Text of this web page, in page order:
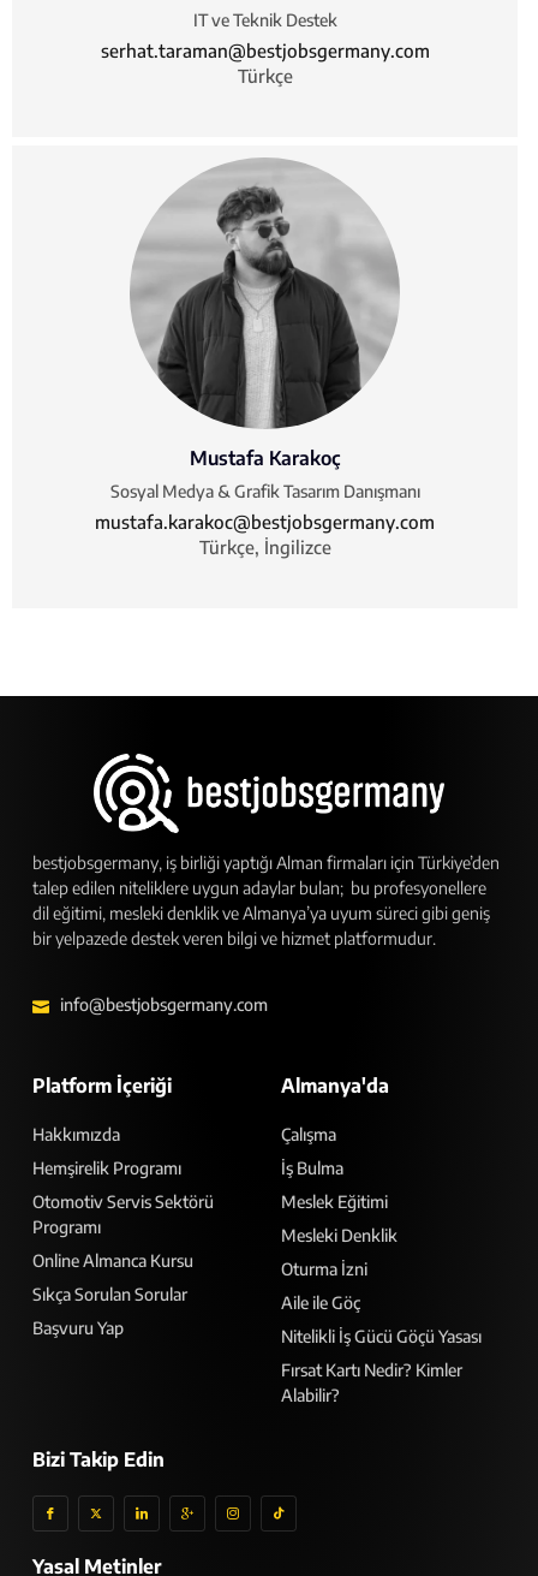
IT ve Teknik Destek
serhat.taraman@bestjobsgermany.com
Türkçe
Mustafa Karakoç
Sosyal Medya & Grafik Tasarım Danışmanı
mustafa.karakoc@bestjobsgermany.com
Türkçe, İngilizce
bestjobsgermany, iş birliği yaptığı Alman firmaları için Türkiye’den
talep edilen niteliklere uygun adaylar bulan; bu profesyonellere
dil eğitimi, mesleki denklik ve Almanya’ya uyum süreci gibi geniş
bir yelpazede destek veren bilgi ve hizmet platformudur.
info@bestjobsgermany.com
Platform İçeriği
Hakkımızda
Hemşirelik Programı
Otomotiv Servis Sektörü
Programı
Online Almanca Kursu
Sıkça Sorulan Sorular
Başvuru Yap
Almanya'da
Çalışma
İş Bulma
Meslek Eğitimi
Mesleki Denklik
Oturma İzni
Aile ile Göç
Nitelikli İş Gücü Göçü Yasası
Fırsat Kartı Nedir? Kimler
Alabilir?
Bizi Takip Edin
Yasal Metinler